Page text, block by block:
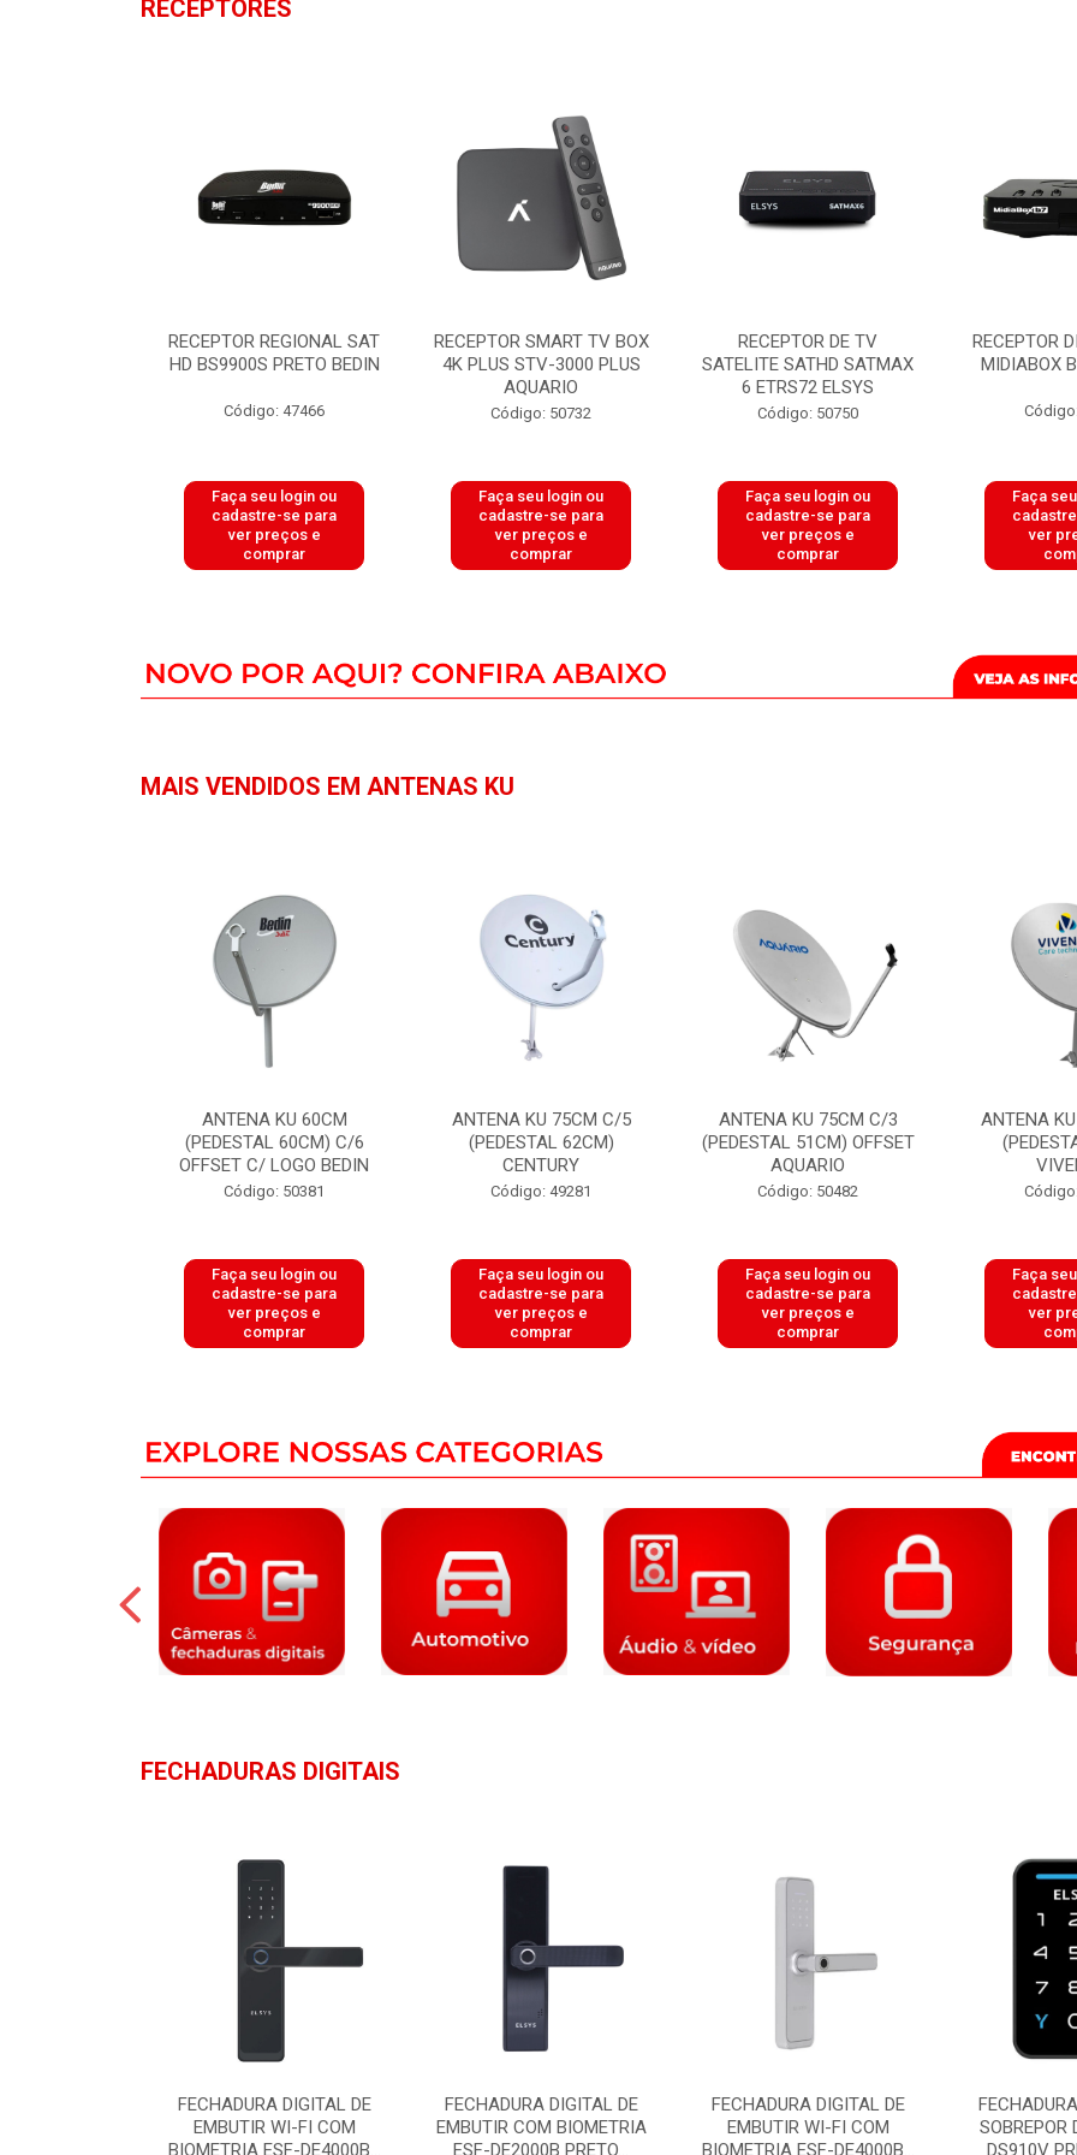
RECEPTORES
RECEPTOR REGIONAL SAT
HD BS9900S PRETO BEDIN
Código: 47466
Faça seu login ou
cadastre-se para
ver preços e
comprar
RECEPTOR SMART TV BOX
4K PLUS STV-3000 PLUS
AQUARIO
Código: 50732
Faça seu login ou
cadastre-se para
ver preços e
comprar
RECEPTOR DE TV
SATELITE SATHD SATMAX
6 ETRS72 ELSYS
Código: 50750
Faça seu login ou
cadastre-se para
ver preços e
comprar
RECEPTOR
MIDIABOX
Faça
ver
MAIS VENDIDOS EM ANTENAS KU
ANTENA KU 60CM
(PEDESTAL 60CM) C/6
OFFSET C/ LOGO BEDIN
Código: 50381
Faça seu login ou
cadastre-se para
ver preços e
comprar
ANTENA KU 75CM C/5
(PEDESTAL 62CM)
CENTURY
Código: 49281
Faça seu login ou
cadastre-se para
ver preços e
comprar
ANTENA KU 75CM C/3
(PEDESTAL 51CM) OFFSET
AQUARIO
Código: 50482
Faça seu login ou
cadastre-se para
ver preços e
comprar
ANTENA
Faça
ver
FECHADURAS DIGITAIS
FECHADURA DIGITAL DE
EMBUTIR WI-FI COM
BIOMETRIA ESF-DE4000B...
FECHADURA DIGITAL DE
EMBUTIR COM BIOMETRIA
ESF-DE2000B PRETO...
FECHADURA DIGITAL DE
EMBUTIR WI-FI COM
BIOMETRIA ESF-DE4000B...
SOBREPOR
DS910V